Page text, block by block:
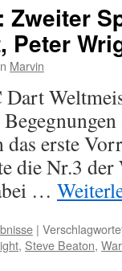
Zweiter
Peter
Marvin
das erste
die Nr.3
…
|
, Steve Beaton,